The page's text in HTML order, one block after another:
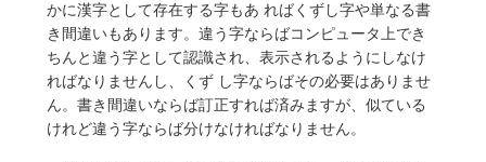
かに漢字として存在する字もあ ればくずし字や単なる書
き間違いもあります。違う字ならばコンピュータ上でき
ちんと違う字として認識され、表示されるようにしなけ
ればなりませんし、くず し字ならばその必要はありませ
ん。書き間違いならば訂正すれば済みますが、似ている
けれど違う字ならば分けなければなりません。